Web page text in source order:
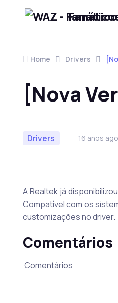
Skip to navigation
Skip to content
Home Drivers
[Nova
Drivers 16 anos ago
A Realtek já
Compatível com os
customizações no driver.
Comentários
Comentários